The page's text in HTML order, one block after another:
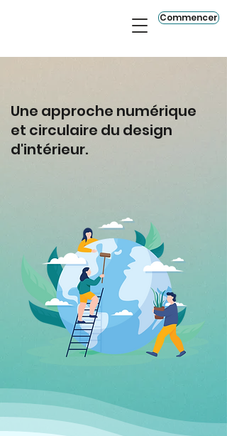
Commencer
Une approche numérique
et circulaire du design
d'intérieur.